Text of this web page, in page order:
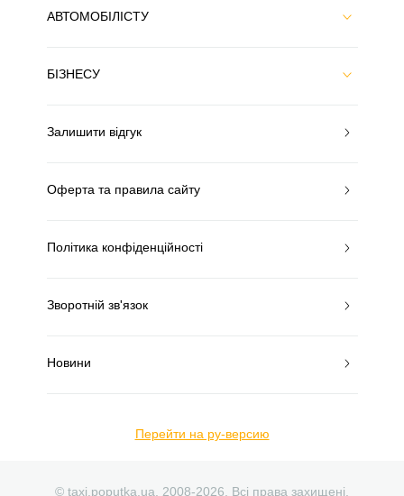
АВТОМОБІЛІСТУ
БІЗНЕСУ
Залишити відгук
Оферта та правила сайту
Політика конфіденційності
Зворотній зв'язок
Новини
Перейти на ру-версию
© taxi.poputka.ua. 2008-2026. Всі права захищені.